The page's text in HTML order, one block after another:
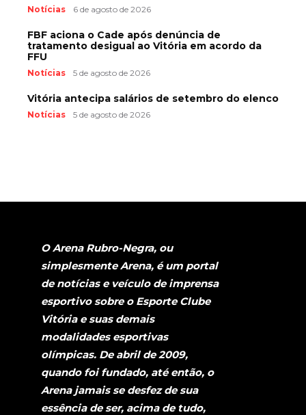
Notícias 6 de agosto de 2026
FBF aciona o Cade após denúncia de
tratamento desigual ao Vitória em acordo da
FFU
Notícias 5 de agosto de 2026
Vitória antecipa salários de setembro do elenco
Notícias 5 de agosto de 2026
O Arena Rubro-Negra, ou
simplesmente Arena, é um portal
de notícias e veículo de imprensa
esportivo sobre o Esporte Clube
Vitória e suas demais
modalidades esportivas
olímpicas. De abril de 2009,
quando foi fundado, até então, o
Arena jamais se desfez de sua
essência de ser, acima de tudo,